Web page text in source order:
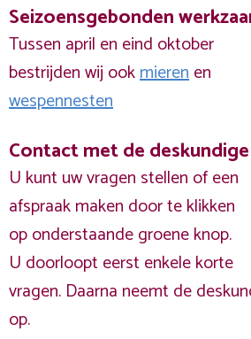
Seizoensgebonden
Tussen april en eind oktober
bestrijden wij ookmierenen
wespennesten
Contact met de deskundige
U kunt uw vragen stellen of een
afspraak maken door te klikken
op onderstaande groene knop.
U doorloopt eerst enkele korte
vragen. Daarna neemt de
op.